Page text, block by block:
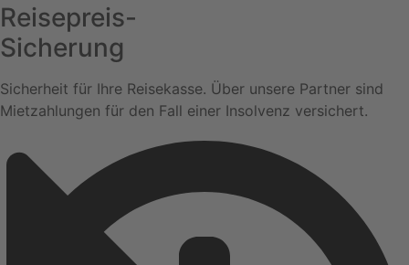
Reisepreis-
Sicherung
Sicherheit für Ihre Reisekasse. Über unsere Partner sind
Mietzahlungen für den Fall einer Insolvenz versichert.